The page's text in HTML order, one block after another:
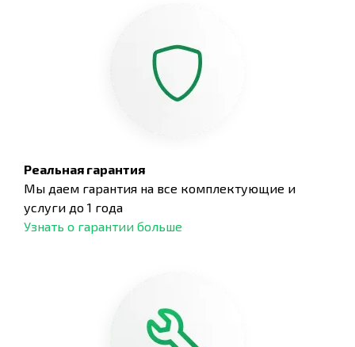
Реальная гарантия
Мы даем гарантия на все комплектующие и
услуги до 1 года
Узнать о гарантии больше